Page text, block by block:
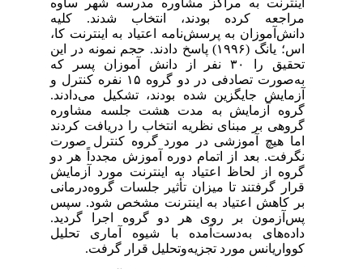
اینترنت به مراکز مشاوره مدرسه شهر ساوه
مراجعه کرده بودند، انتخاب شدند. کلیه
دانش‌آموزان به پرسش‌نامه اعتیاد به اینترنت کا،
اس؛ یانگ (۱۹۹۶) پاسخ دادند. حجم نمونه در این
تحقیق را ۳۰ نفر از دانش آموزان پسر که
به‌صورت تصادفی در دو گروه ۱۵ نفره کنترل و
آزمایش جایگزین شده بودند، تشکیل می‌دادند.
گروه آزمایش به مدت هشت جلسه مشاوره
گروهی بر مبنای نظریه انتخاب را دریافت کردند
اما هیچ آموزشی در مورد گروه کنترل صورت
نگرفت. بعد از اتمام دوره آموزش مجدداً هر دو
گروه از لحاظ اعتیاد به اینترنت مورد آزمایش
قرار گرفتند تا میزان تأثیر جلسات گروه‌درمانی
بر کاهش اعتیاد به اینترنت مشخص شود. سپس
پس‌آزمون بر روی هر دو گروه اجرا گردید.
داده‌های به‌دست‌آمده با شیوه آماری تحلیل
کوواریانس مورد تجزیه‌وتحلیل قرار گرفت.